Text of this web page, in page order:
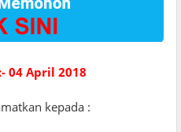
04 April 2018
kepada :